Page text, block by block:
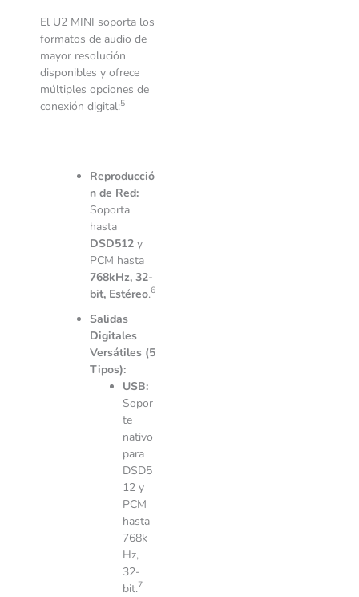
El U2 MINI soporta los
formatos de audio de
mayor resolución
disponibles y ofrece
múltiples opciones de
conexión digital:5
Reproducció
n de Red:
Soporta
hasta
DSD512 y
PCM hasta
768kHz, 32-
bit, Estéreo.6
Salidas
Digitales
Versátiles (5
Tipos):
USB:
Sopor
te
nativo
para
DSD5
12 y
PCM
hasta
768k
Hz,
32-
bit.7